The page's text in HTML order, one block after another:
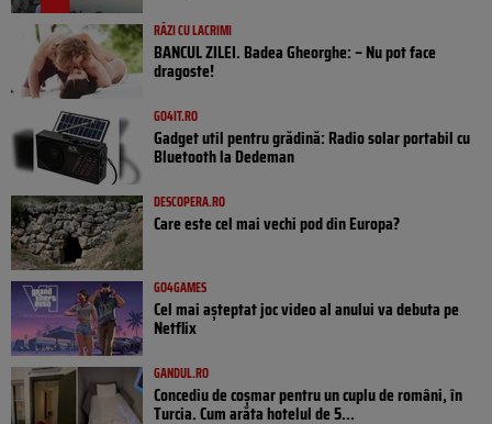
RÂZI CU LACRIMI
BANCUL ZILEI. Badea Gheorghe: – Nu pot face
dragoste!
GO4IT.RO
Gadget util pentru grădină: Radio solar portabil cu
Bluetooth la Dedeman
DESCOPERA.RO
Care este cel mai vechi pod din Europa?
GO4GAMES
Cel mai așteptat joc video al anului va debuta pe
Netflix
GANDUL.RO
Concediu de coșmar pentru un cuplu de români, în
Turcia. Cum arăta hotelul de 5...